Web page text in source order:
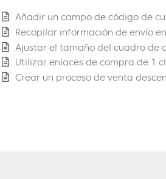
Añadir un campo de código de
Recopilar información de envío
Ajustar el tamaño del cuadro de
Utilizar enlaces de compra de 1
Crear un proceso de venta